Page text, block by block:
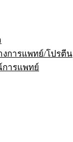
งการแพทย์/โปรตีน
การแพทย์